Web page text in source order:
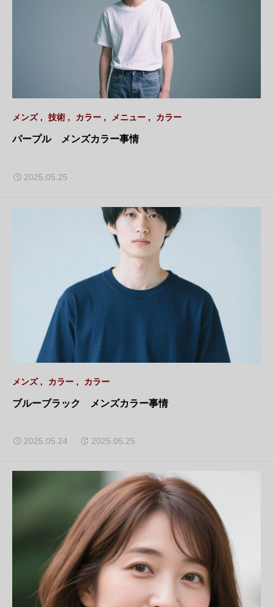
メンズ 技術 カラー メニュー カラー
パープル メンズカラー事情
2025.05.25
メンズ カラー カラー
ブルーブラック メンズカラー事情
2025.05.24 2025.05.25